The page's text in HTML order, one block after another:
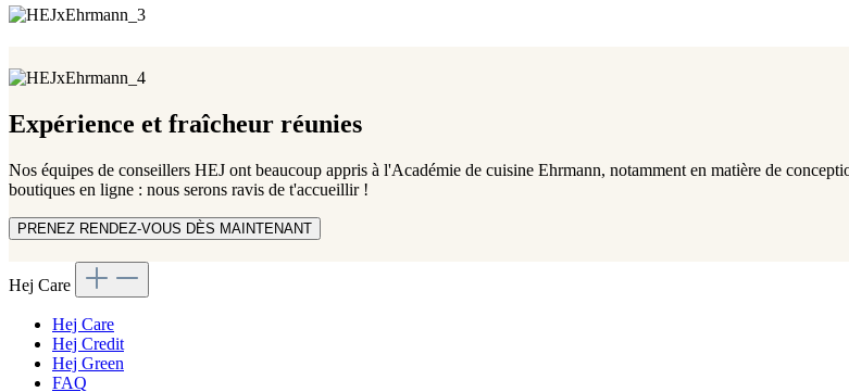
Expérience et fraîcheur réunies
Nos équipes de conseillers HEJ ont beaucoup appris à l'Académie de cuisine Ehrmann, notamment en matière de
boutiques en ligne : nous serons ravis de t'accueillir !
PRENEZ RENDEZ-VOUS DÈS MAINTENANT
Hej Care
Hej Care
Hej Credit
Hej Green
FAQ